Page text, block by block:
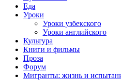
Еда
Уроки
Уроки узбекского
Уроки английского
Культура
Книги и фильмы
Проза
Форум
Мигранты: жизнь и